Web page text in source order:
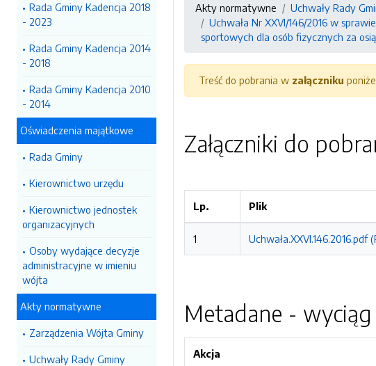
Rada Gminy Kadencja 2018
- 2023
Rada Gminy Kadencja 2014
- 2018
Rada Gminy Kadencja 2010
- 2014
Oświadczenia majątkowe
Rada Gminy
Kierownictwo urzędu
Kierownictwo jednostek
organizacyjnych
Osoby wydające decyzje
administracyjne w imieniu
wójta
Akty normatywne
Zarządzenia Wójta Gminy
Uchwały Rady Gminy
Akty normatywne Uchwały Rady
Uchwała Nr XXVI/146/2016 w
sportowych dla osób fizycznych za
Treść do pobrania w załączniku
Załączniki do
Lp. Plik
1 Uchwała.XXVI.146.2016.pdf
Metadane -
Akcja